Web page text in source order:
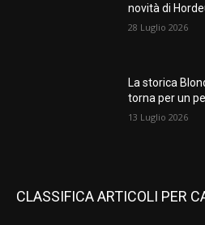
novità di
28 Luglio 2026
La storica
torna per un
13 Luglio 2026
CLASSIFICA ARTICOLI PER